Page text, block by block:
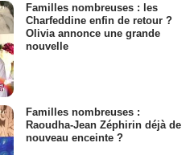
Familles nombreuses : les
Charfeddine enfin de retour ?
Olivia annonce une grande
nouvelle
Familles nombreuses :
Raoudha-Jean Zéphirin déjà de
nouveau enceinte ?